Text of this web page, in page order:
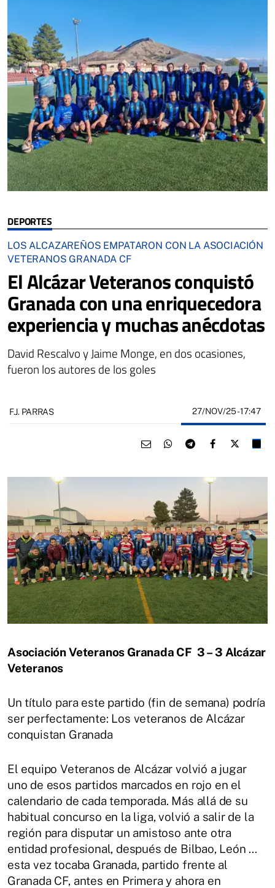
DEPORTES
LOS ALCAZAREÑOS EMPATARON CON LA ASOCIACIÓN
VETERANOS GRANADA CF
El Alcázar Veteranos conquistó
Granada con una enriquecedora
experiencia y muchas anécdotas
David Rescalvo y Jaime Monge, en dos ocasiones,
fueron los autores de los goles
F.J. PARRAS 27/NOV/25- 17:47
Asociación Veteranos Granada CF 3 – 3 Alcázar
Veteranos
Un título para este partido (fin de semana) podría
ser perfectamente: Los veteranos de Alcázar
conquistan Granada
El equipo Veteranos de Alcázar volvió a jugar
uno de esos partidos marcados en rojo en el
calendario de cada temporada. Más allá de su
habitual concurso en la liga, volvió a salir de la
región para disputar un amistoso ante otra
entidad profesional, después de Bilbao, León …
esta vez tocaba Granada, partido frente al
Granada CF, antes en Primera y ahora en